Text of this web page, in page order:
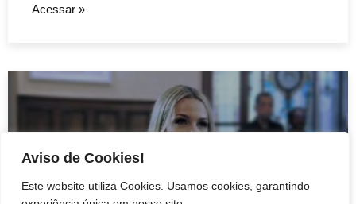
Aviso de Cookies!
Este website utiliza Cookies. Usamos cookies, garantindo
Acessar »